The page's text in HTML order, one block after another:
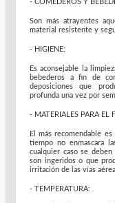
- COMEDEROS Y
Son más atrayentes
material resistente y
- HIGIENE:
Es aconsejable la
bebederos a fin de
deposiciones que
profunda una vez por
- MATERIALES PARA EL
El más recomendable
tiempo no enmascara
cualquier caso se
son ingeridos o que
irritación de las vías
- TEMPERATURA: